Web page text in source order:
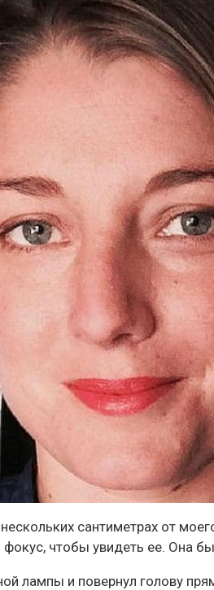
сантиметрах от
чтобы увидеть ее. Она
лампы и повернул голову